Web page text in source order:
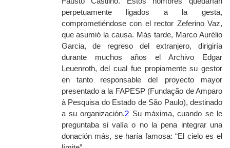
perpetuamente ligados a la gesta,
comprometiéndose con el rector Zeferino Vaz,
que asumió la causa. Más tarde, Marco Aurélio
Garcia, de regreso del extranjero, dirigiría
durante muchos años el Archivo Edgar
Leuenroth, del cual fue propiamente su gestor
en tanto responsable del proyecto mayor
presentado a la FAPESP (Fundação de Amparo
à Pesquisa do Estado de São Paulo), destinado
a su organización.2 Su máxima, cuando se le
preguntaba si valía o no la pena integrar una
donación más, se haría famosa: “El cielo es el